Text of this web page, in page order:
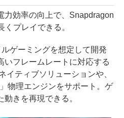
効率の向上で、Snapdragon
プレイできる。
ゲーミングを想定して開発
いフレームレートに対応する
イティブソリューションや、
物理エンジンをサポート。ゲ
きを再現できる。